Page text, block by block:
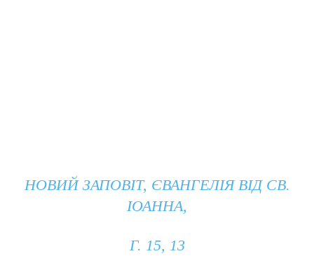
НОВИЙ ЗАПОВІТ, ЄВАНГЕЛІЯ ВІД СВ.
ІОАННА,
Г. 15, 13